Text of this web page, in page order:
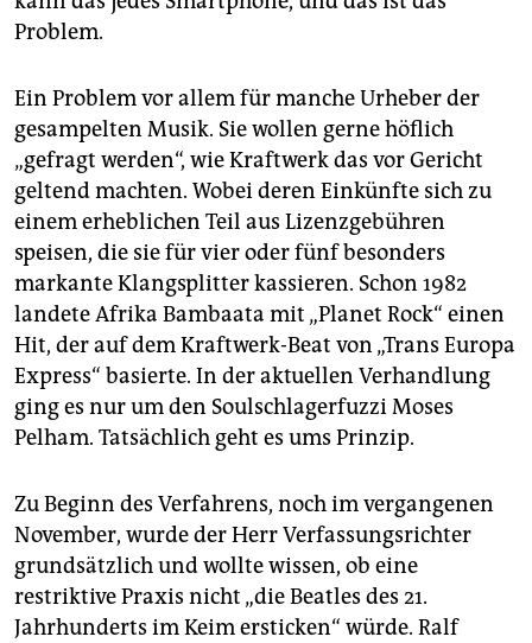
Problem.
Ein Problem vor allem für manche Urheber der
gesampelten Musik. Sie wollen gerne höflich
„gefragt werden“, wie Kraftwerk das vor Gericht
geltend machten. Wobei deren Einkünfte sich zu
einem erheblichen Teil aus Lizenzgebühren
speisen, die sie für vier oder fünf besonders
markante Klangsplitter kassieren. Schon 1982
landete Afrika Bambaata mit „Planet Rock“ einen
Hit, der auf dem Kraftwerk-Beat von „Trans Europa
Express“ basierte. In der aktuellen Verhandlung
ging es nur um den Soulschlagerfuzzi Moses
Pelham. Tatsächlich geht es ums Prinzip.
Zu Beginn des Verfahrens, noch im vergangenen
November, wurde der Herr Verfassungsrichter
grundsätzlich und wollte wissen, ob eine
restriktive Praxis nicht „die Beatles des 21.
Jahrhunderts im Keim ersticken“ würde. Ralf